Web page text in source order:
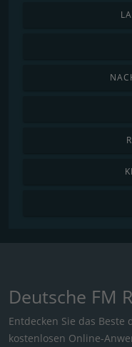
Deutsche FM
Entdecken Sie das
kostenlosen Online-